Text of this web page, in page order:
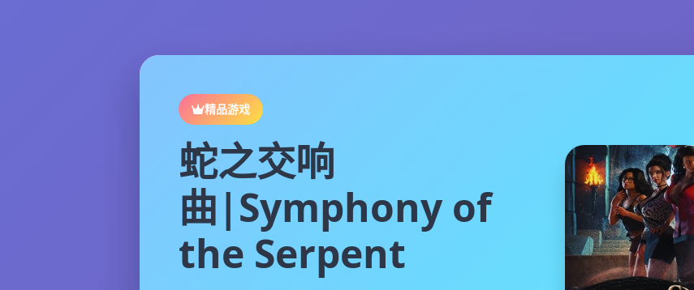
精品游戏
蛇之交响
曲|Symphony of
the Serpent